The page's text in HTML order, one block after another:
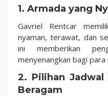
1. Armada yang
Gavriel Rentcar
nyaman, terawat, dan
ini memberikan
menyenangkan bagi para
2. Pilihan Jadwal
Beragam